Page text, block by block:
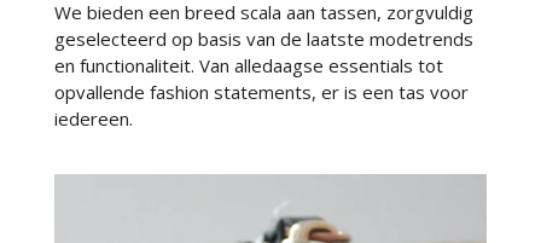
We bieden een breed scala aan tassen, zorgvuldig
geselecteerd op basis van de laatste modetrends
en functionaliteit. Van alledaagse essentials tot
opvallende fashion statements, er is een tas voor
iedereen.